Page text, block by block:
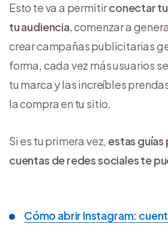
Esto te va a permitirconectar
tu audiencia, comenzar a
crear campañas publicitarias
forma, cada vez más usuarios
tu marca y las increíbles
la compra en tu sitio.
Si es tu primera vez, estas guías
cuentas de redes sociales te
Cómo abrir Instagram: